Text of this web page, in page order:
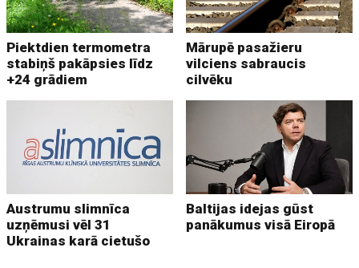
Piektdien termometra
stabiņš pakāpsies līdz
+24 grādiem
Mārupē pasažieru
vilciens sabraucis
cilvēku
Austrumu slimnīca
uzņēmusi vēl 31
Ukrainas karā cietušo
Baltijas idejas gūst
panākumus visā Eiropā